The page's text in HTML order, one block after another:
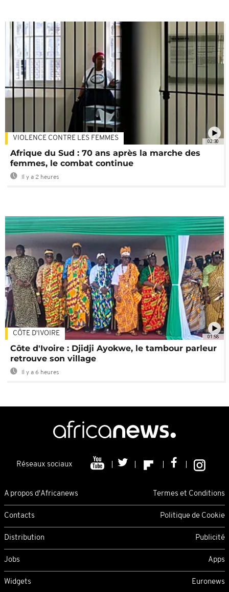
02:30
VIOLENCE CONTRE LES FEMMES
Afrique du Sud : 70 ans après la marche des
femmes, le combat continue
Il y a 2 heures
01:58
CÔTE D'IVOIRE
Côte d'Ivoire : Djidji Ayokwe, le tambour parleur
retrouve son village
Il y a 6 heures
Réseaux sociaux
A propos d'Africanews Termes et Conditions
Contacts Politique de Cookie
Distribution Publicité
Jobs Apps
Widgets Euronews